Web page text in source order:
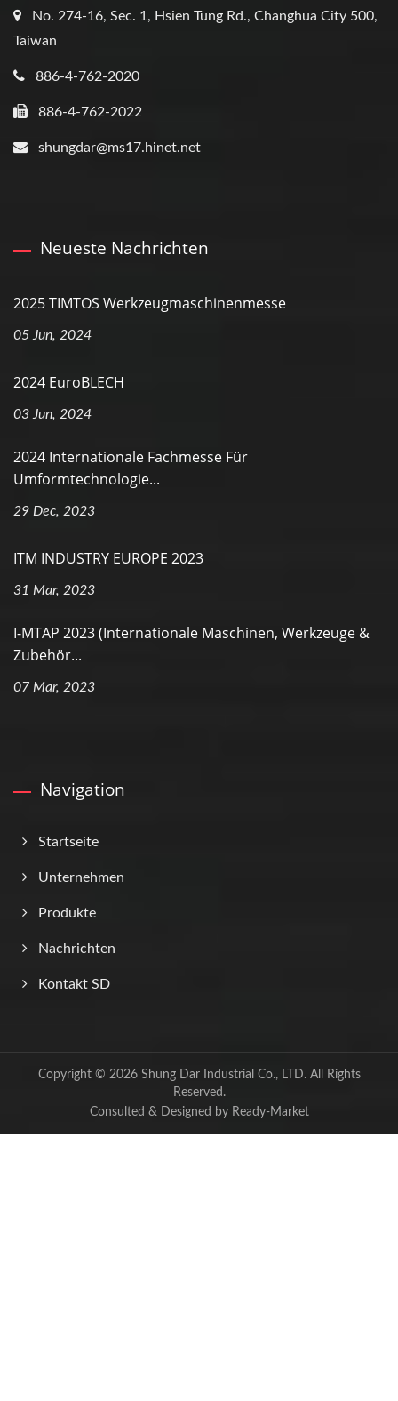
No. 274-16, Sec. 1, Hsien Tung Rd., Changhua City 500,
Taiwan
886-4-762-2020
886-4-762-2022
shungdar@ms17.hinet.net
Neueste Nachrichten
2025 TIMTOS Werkzeugmaschinenmesse
05 Jun, 2024
2024 EuroBLECH
03 Jun, 2024
2024 Internationale Fachmesse Für
Umformtechnologie...
29 Dec, 2023
ITM INDUSTRY EUROPE 2023
31 Mar, 2023
I-MTAP 2023 (Internationale Maschinen, Werkzeuge &
Zubehör...
07 Mar, 2023
Navigation
Startseite
Unternehmen
Produkte
Nachrichten
Kontakt SD
Copyright © 2026 Shung Dar Industrial Co., LTD.All Rights
Reserved.
Consulted & Designed by Ready-Market